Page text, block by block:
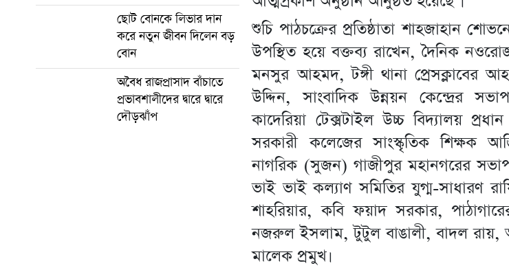
ছোট বোনকে লিভার দান
করে নতুন জীবন দিলেন বড়
বোন
অবৈধ রাজপ্রাসাদ বাঁচাতে
প্রভাবশালীদের দ্বারে দ্বারে
দৌড়ঝাঁপ
শুচি পাঠচক্রের প্রতিষ্ঠাতা শাহজাহান
উপস্থিত হয়ে বক্তব্য রাখেন, দৈনিক
মনসুর আহমদ, টঙ্গী থানা প্রেসক্লাবের
উদ্দিন, সাংবাদিক উন্নয়ন কেন্দ্রের
কাদেরিয়া টেক্সটাইল উচ্চ বিদ্যালয়
সরকারী কলেজের সাংস্কৃতিক শিক্ষক
নাগরিক (সুজন) গাজীপুর মহানগরের
ভাই ভাই কল্যাণ সমিতির যুগ্ম-সাধারণ
শাহরিয়ার, কবি ফয়াদ সরকার,
নজরুল ইসলাম, টুটুল বাঙালী, বাদল
মালেক প্রমুখ।